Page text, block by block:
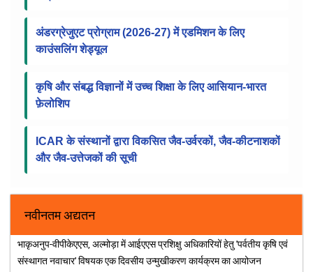
ज़रूरी डिग्री पूरी करने की कट-ऑफ़ तारीख़ बढ़ाना
सेमिनारों/सिम्पोजियम के आयोजन हेतु प्राथमिकता वाले विषय-
क्षेत्र।
अंडरग्रेजुएट प्रोग्राम (2026-27) में एडमिशन के लिए
काउंसलिंग शेड्यूल
कृषि और संबद्ध विज्ञानों में उच्च शिक्षा के लिए आसियान-भारत
फ़ेलोशिप
ICAR के संस्थानों द्वारा विकसित जैव-उर्वरकों, जैव-कीटनाशकों
और जैव-उत्तेजकों की सूची